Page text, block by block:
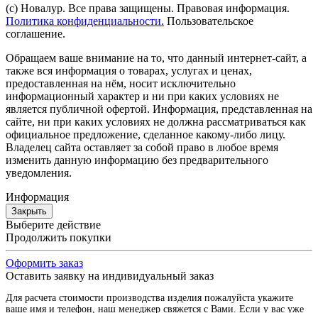
(с) Новалур. Все права защищены. Правовая информация.
Политика конфиденциальности. Пользовательское
соглашение.
Обращаем ваше внимание на то, что данный интернет-сайт, а
также вся информация о товарах, услугах и ценах,
предоставленная на нём, носит исключительно
информационный характер и ни при каких условиях не
является публичной офертой. Информация, представленная на
сайте, ни при каких условиях не должна рассматриваться как
официальное предложение, сделанное какому-либо лицу.
Владелец сайта оставляет за собой право в любое время
изменить данную информацию без предварительного
уведомления.
Информация
Закрыть
Выберите действие
Продолжить покупки
Оформить заказ
Оставить заявку на индивидуальный заказ
Для расчета стоимости производства изделия пожалуйста укажите
ваше имя и телефон, наш менеджер свяжется с Вами. Если у вас уже